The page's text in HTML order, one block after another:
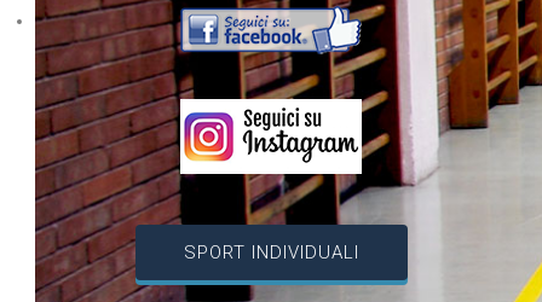
SPORT INDIVIDUALI